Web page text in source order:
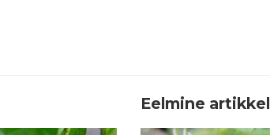
Eelmine artikkel